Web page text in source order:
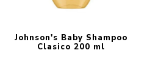
Johnson's Baby Shampoo
Clasico 200 ml